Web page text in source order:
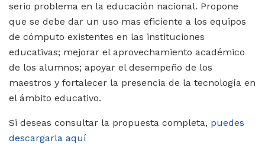
serio problema en la educación nacional. Propone
que se debe dar un uso mas eficiente a los equipos
de cómputo existentes en las instituciones
educativas; mejorar el aprovechamiento académico
de los alumnos; apoyar el desempeño de los
maestros y fortalecer la presencia de la tecnología en
el ámbito educativo.
Si deseas consultar la propuesta completa, puedes
descargarla aquí